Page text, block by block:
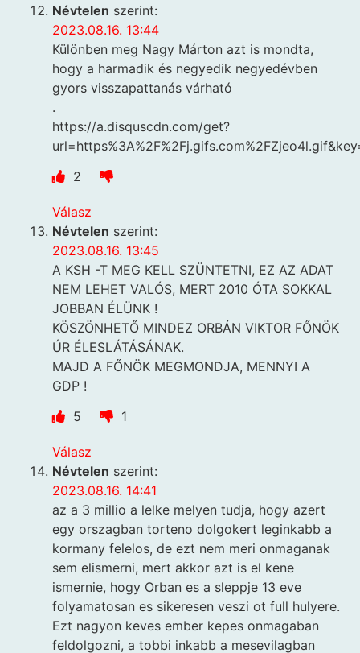
Névtelen szerint:
2023.08.16. 13:44
Különben meg Nagy Márton azt is mondta,
hogy a harmadik és negyedik negyedévben
gyors visszapattanás várható
.
https://a.disquscdn.com/get?
2
Válasz
Névtelen szerint:
2023.08.16. 13:45
A KSH -T MEG KELL SZÜNTETNI, EZ AZ ADAT
NEM LEHET VALÓS, MERT 2010 ÓTA SOKKAL
JOBBAN ÉLÜNK !
KÖSZÖNHETŐ MINDEZ ORBÁN VIKTOR FŐNÖK
ÚR ÉLESLÁTÁSÁNAK.
MAJD A FŐNÖK MEGMONDJA, MENNYI A
GDP !
5
1
Válasz
Névtelen szerint:
2023.08.16. 14:41
az a 3 millio a lelke melyen tudja, hogy azert
egy orszagban torteno dolgokert leginkabb a
kormany felelos, de ezt nem meri onmaganak
sem elismerni, mert akkor azt is el kene
ismernie, hogy Orban es a sleppje 13 eve
folyamatosan es sikeresen veszi ot full hulyere.
Ezt nagyon keves ember kepes onmagaban
feldolgozni, a tobbi inkabb a mesevilagban